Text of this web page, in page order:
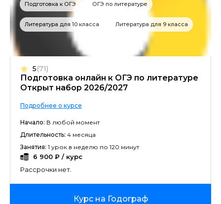
Подготовка к ОГЭ ОГЭ по литературе
Литература для 10 класса Литература для 9 класса
Подготовка онлайн к ОГЭ по литературе
Открыт набор 2026/2027
5(71)
Подробнее о курсе
Начало: В любой момент
Длительность: 4 месяца
Занятия: 1 урок в неделю по 120 минут
6 900 ₽ / курс
Рассрочки нет.
Курс на Годограф